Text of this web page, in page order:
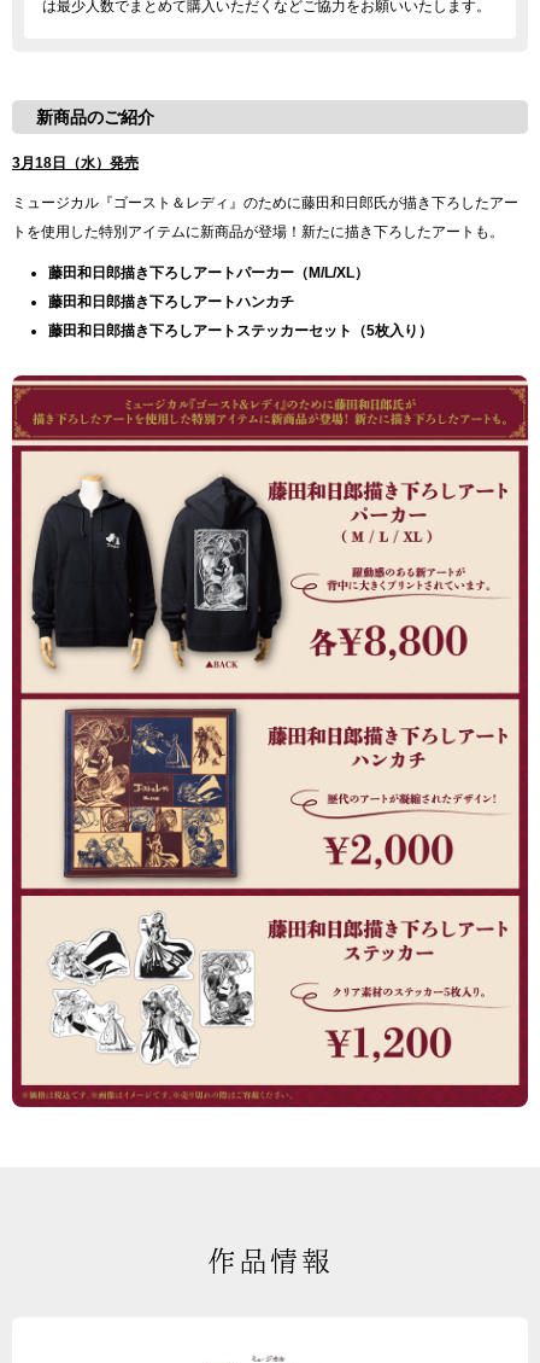
は最少人数でまとめて購入いただくなどご協力をお願いいたします。
新商品のご紹介
3月18日（水）発売
ミュージカル『ゴースト＆レディ』のために藤田和日郎氏が描き下ろしたアー
トを使用した特別アイテムに新商品が登場！新たに描き下ろしたアートも。
藤田和日郎描き下ろしアートパーカー（M/L/XL）
藤田和日郎描き下ろしアートハンカチ
藤田和日郎描き下ろしアートステッカーセット（5枚入り）
作品情報